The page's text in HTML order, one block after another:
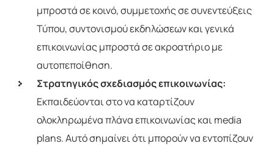
μπροστά σε κοινό, συμμετοχής σε συνεντεύξεις
Τύπου, συντονισμού εκδηλώσεων και γενικά
επικοινωνίας μπροστά σε ακροατήριο με
αυτοπεποίθηση.
Στρατηγικός σχεδιασμός επικοινωνίας:
Εκπαιδεύονται στο να καταρτίζουν
ολοκληρωμένα πλάνα επικοινωνίας και media
plans. Αυτό σημαίνει ότι μπορούν να εντοπίζουν